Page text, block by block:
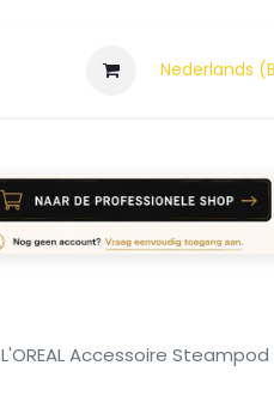
Nederlands
L'OREAL Accessoire